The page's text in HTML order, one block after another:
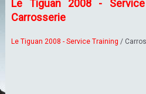
Le Tiguan 2008 - Service
Carrosserie
Le Tiguan 2008 - Service Training /